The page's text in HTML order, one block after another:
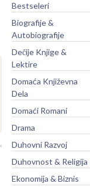
Bestseleri
Biografije &
Autobiografije
Dečije Knjige &
Lektire
Domaća Književna
Dela
Domaći Romani
Drama
Duhovni Razvoj
Duhovnost & Religija
Ekonomija & Biznis